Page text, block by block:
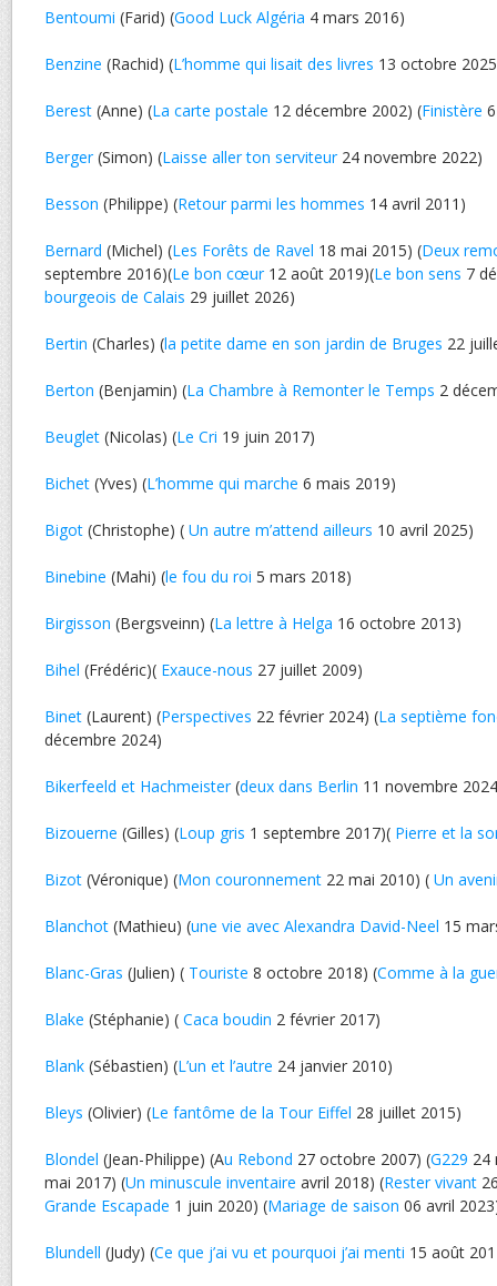
Bentoumi (Farid) (Good Luck Algéria 4 mars 2016)
Benzine (Rachid) (L’homme qui lisait des livres 13 octobre
Berest (Anne) (La carte postale 12 décembre 2002) (Finistère
Berger(Simon) (Laisse aller ton serviteur24 novembre 2022)
Besson (Philippe) (Retour parmi les hommes 14 avril 2011)
Bernard (Michel) (Les Forêts de Ravel 18 mai 2015) (Deux
septembre 2016)(Le bon cœur12 août 2019)(Le bon sens 7
bourgeois de Calais 29 juillet 2026)
Bertin (Charles) (la petite dame en son jardin de Bruges 22
Berton (Benjamin) (La Chambre à Remonter le Temps 2
Beuglet (Nicolas) (Le Cri 19 juin 2017)
Bichet (Yves) (L’homme qui marche 6 mais 2019)
Bigot (Christophe) ( Un autre m’attend ailleurs 10 avril 2025)
Binebine (Mahi) (le fou du roi 5 mars 2018)
Birgisson (Bergsveinn) (La lettre à Helga 16 octobre 2013)
Bihel (Frédéric)( Exauce-nous 27 juillet 2009)
Binet (Laurent) (Perspectives 22 février 2024) (La septième
décembre 2024)
Bikerfeeld et Hachmeister(deux dans Berlin 11 novembre
Bizouerne (Gilles) (Loup gris 1 septembre 2017)( Pierre et la
Bizot (Véronique) (Mon couronnement 22 mai 2010) ( Un
Blanchot (Mathieu) (une vie avec Alexandra David-Neel 15
Blanc-Gras (Julien) ( Touriste 8 octobre 2018) (Comme à la
Blake (Stéphanie) ( Caca boudin 2 février 2017)
Blank (Sébastien) (L’un et l’autre 24 janvier 2010)
Bleys (Olivier) (Le fantôme de la Tour Eiffel 28 juillet 2015)
Blondel (Jean-Philippe) (Au Rebond 27 octobre 2007) (G229 24
mai 2017) (Un minuscule inventaire avril 2018) (Rester vivant
Grande Escapade 1 juin 2020) (Mariage de saison 06 avril
Blundell (Judy) (Ce que j’ai vu et pourquoi j’ai menti 15 août